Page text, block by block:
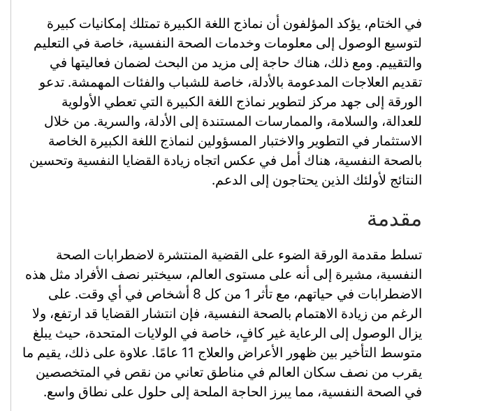
في الختام، يؤكد المؤلفون أن نماذج اللغة الكبيرة تمتلك إمكانيات كبيرة
لتوسيع الوصول إلى معلومات وخدمات الصحة النفسية، خاصة في التعليم
والتقييم. ومع ذلك، هناك حاجة إلى مزيد من البحث لضمان فعاليتها في
تقديم العلاجات المدعومة بالأدلة، خاصة للشباب والفئات المهمشة. تدعو
الورقة إلى جهد مركز لتطوير نماذج اللغة الكبيرة التي تعطي الأولوية
للعدالة، والسلامة، والممارسات المستندة إلى الأدلة، والسرية. من خلال
الاستثمار في التطوير والاختبار المسؤولين لنماذج اللغة الكبيرة الخاصة
بالصحة النفسية، هناك أمل في عكس اتجاه زيادة القضايا النفسية وتحسين
النتائج لأولئك الذين يحتاجون إلى الدعم.
مقدمة
تسلط مقدمة الورقة الضوء على القضية المنتشرة لاضطرابات الصحة
النفسية، مشيرة إلى أنه على مستوى العالم، سيختبر نصف الأفراد مثل هذه
الاضطرابات في حياتهم، مع تأثر 1 من كل 8 أشخاص في أي وقت. على
الرغم من زيادة الاهتمام بالصحة النفسية، فإن انتشار القضايا قد ارتفع، ولا
يزال الوصول إلى الرعاية غير كافٍ، خاصة في الولايات المتحدة، حيث يبلغ
متوسط التأخير بين ظهور الأعراض والعلاج 11 عامًا. علاوة على ذلك، يقيم ما
يقرب من نصف سكان العالم في مناطق تعاني من نقص في المتخصصين
في الصحة النفسية، مما يبرز الحاجة الملحة إلى حلول على نطاق واسع.